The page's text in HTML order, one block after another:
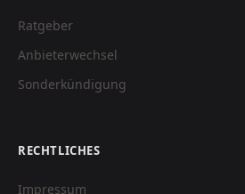
Ratgeber
Anbieterwechsel
Sonderkündigung
RECHTLICHES
Impressum